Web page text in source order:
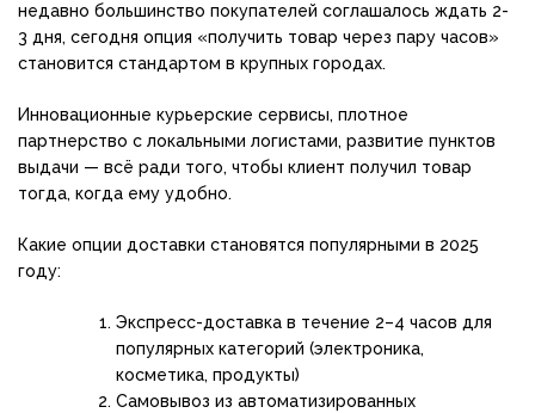
недавно большинство покупателей соглашалось ждать 2-
3 дня, сегодня опция «получить товар через пару часов»
становится стандартом в крупных городах.
Инновационные курьерские сервисы, плотное
партнерство с локальными логистами, развитие пунктов
выдачи — всё ради того, чтобы клиент получил товар
тогда, когда ему удобно.
Какие опции доставки становятся популярными в 2025
году:
Экспресс-доставка в течение 2–4 часов для
популярных категорий (электроника,
косметика, продукты)
Самовывоз из автоматизированных